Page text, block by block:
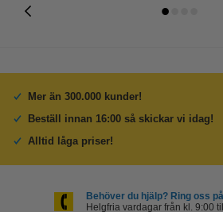
Mer än 300.000 kunder!
Beställ innan 16:00 så skickar vi idag!
Alltid låga priser!
Behöver du hjälp? Ring oss
Helgfria vardagar från kl. 9:00